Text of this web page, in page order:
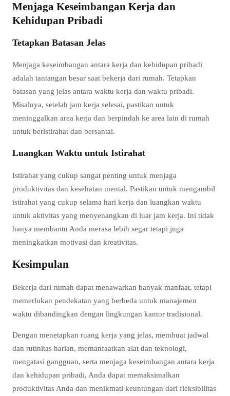
Menjaga Keseimbangan Kerja dan
Kehidupan Pribadi
Tetapkan Batasan Jelas
Menjaga keseimbangan antara kerja dan kehidupan pribadi
adalah tantangan besar saat bekerja dari rumah. Tetapkan
batasan yang jelas antara waktu kerja dan waktu pribadi.
Misalnya, setelah jam kerja selesai, pastikan untuk
meninggalkan area kerja dan berpindah ke area lain di rumah
untuk beristirahat dan bersantai.
Luangkan Waktu untuk Istirahat
Istirahat yang cukup sangat penting untuk menjaga
produktivitas dan kesehatan mental. Pastikan untuk mengambil
istirahat yang cukup selama hari kerja dan luangkan waktu
untuk aktivitas yang menyenangkan di luar jam kerja. Ini tidak
hanya membantu Anda merasa lebih segar tetapi juga
meningkatkan motivasi dan kreativitas.
Kesimpulan
Bekerja dari rumah dapat menawarkan banyak manfaat, tetapi
memerlukan pendekatan yang berbeda untuk manajemen
waktu dibandingkan dengan lingkungan kantor tradisional.
Dengan menetapkan ruang kerja yang jelas, membuat jadwal
dan rutinitas harian, memanfaatkan alat dan teknologi,
mengatasi gangguan, serta menjaga keseimbangan antara kerja
dan kehidupan pribadi, Anda dapat memaksimalkan
produktivitas Anda dan menikmati keuntungan dari fleksibilitas